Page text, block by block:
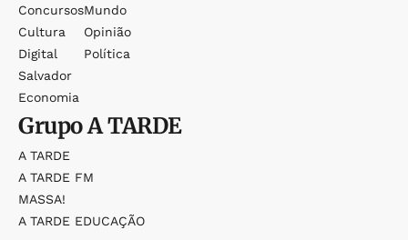
Concursos
Cultura
Digital
Salvador
Economia
Mundo
Opinião
Política
GrupoA TARDE
A TARDE
A TARDE FM
MASSA!
A TARDE EDUCAÇÃO